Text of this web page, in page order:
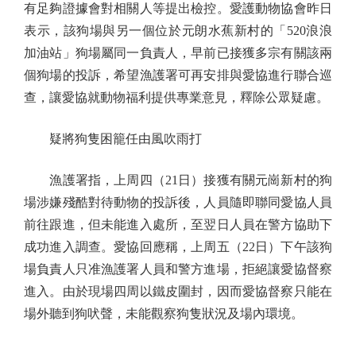
有足夠證據會對相關人等提出檢控。愛護動物協會昨日
表示，該狗場與另一個位於元朗水蕉新村的「520浪浪
加油站」狗場屬同一負責人，早前已接獲多宗有關該兩
個狗場的投訴，希望漁護署可再安排與愛協進行聯合巡
查，讓愛協就動物福利提供專業意見，釋除公眾疑慮。
疑將狗隻困籠任由風吹雨打
漁護署指，上周四（21日）接獲有關元崗新村的狗
場涉嫌殘酷對待動物的投訴後，人員隨即聯同愛協人員
前往跟進，但未能進入處所，至翌日人員在警方協助下
成功進入調查。愛協回應稱，上周五（22日）下午該狗
場負責人只准漁護署人員和警方進場，拒絕讓愛協督察
進入。由於現場四周以鐵皮圍封，因而愛協督察只能在
場外聽到狗吠聲，未能觀察狗隻狀況及場內環境。